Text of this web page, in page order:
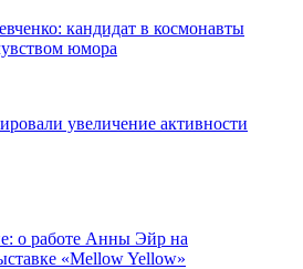
кандидат в космонавты
юмора
увеличение активности
о работе Анны Эйр на
«Mellow Yellow»